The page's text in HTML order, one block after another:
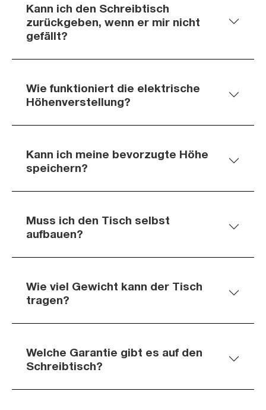
Kann ich den Schreibtisch
zurückgeben, wenn er mir nicht
gefällt?
Wie funktioniert die elektrische
Höhenverstellung?
Kann ich meine bevorzugte Höhe
speichern?
Muss ich den Tisch selbst
aufbauen?
Wie viel Gewicht kann der Tisch
tragen?
Welche Garantie gibt es auf den
Schreibtisch?